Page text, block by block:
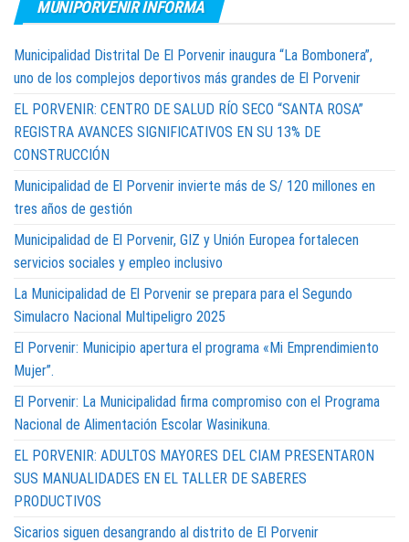
MUNIPORVENIR INFORMA
Municipalidad Distrital De El Porvenir inaugura “La Bombonera”,
uno de los complejos deportivos más grandes de El Porvenir
EL PORVENIR: CENTRO DE SALUD RÍO SECO “SANTA ROSA”
REGISTRA AVANCES SIGNIFICATIVOS EN SU 13% DE
CONSTRUCCIÓN
Municipalidad de El Porvenir invierte más de S/ 120 millones en
tres años de gestión
Municipalidad de El Porvenir, GIZ y Unión Europea fortalecen
servicios sociales y empleo inclusivo
La Municipalidad de El Porvenir se prepara para el Segundo
Simulacro Nacional Multipeligro 2025
El Porvenir: Municipio apertura el programa «Mi Emprendimiento
Mujer”.
El Porvenir: La Municipalidad firma compromiso con el Programa
Nacional de Alimentación Escolar Wasinikuna.
EL PORVENIR: ADULTOS MAYORES DEL CIAM PRESENTARON
SUS MANUALIDADES EN EL TALLER DE SABERES
PRODUCTIVOS
Sicarios siguen desangrando al distrito de El Porvenir